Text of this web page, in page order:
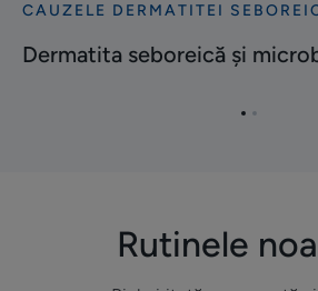
Descoperă
Dermatita
CAUZELE DERMATITEI
Dermatita seboreică și
Mergi
Mergi
Rutinele